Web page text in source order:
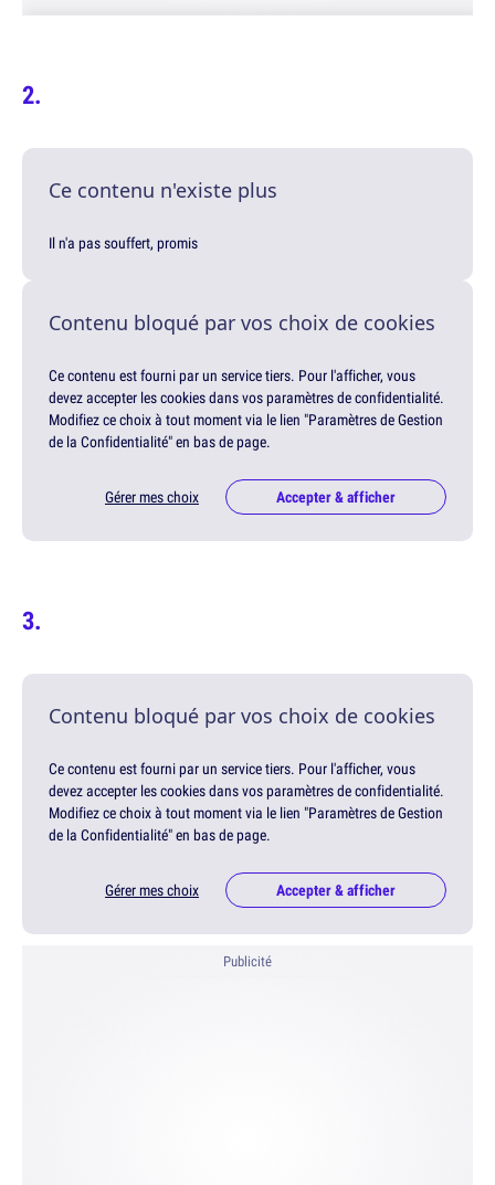
Ce contenu n'existe plus
Il n'a pas souffert, promis
Contenu bloqué par vos choix de cookies
Ce contenu est fourni par un service tiers. Pour l'afficher, vous
devez accepter les cookies dans vos paramètres de confidentialité.
Modifiez ce choix à tout moment via le lien "Paramètres de Gestion
de la Confidentialité" en bas de page.
Gérer mes choix Accepter & afficher
Contenu bloqué par vos choix de cookies
Ce contenu est fourni par un service tiers. Pour l'afficher, vous
devez accepter les cookies dans vos paramètres de confidentialité.
Modifiez ce choix à tout moment via le lien "Paramètres de Gestion
de la Confidentialité" en bas de page.
Gérer mes choix Accepter & afficher
Publicité